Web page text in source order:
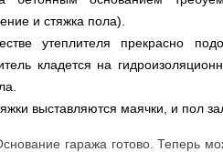
и стяжка пола).
утеплителя прекрасно
кладется на
выставляются маячки, и пол
гаража готово. Теперь